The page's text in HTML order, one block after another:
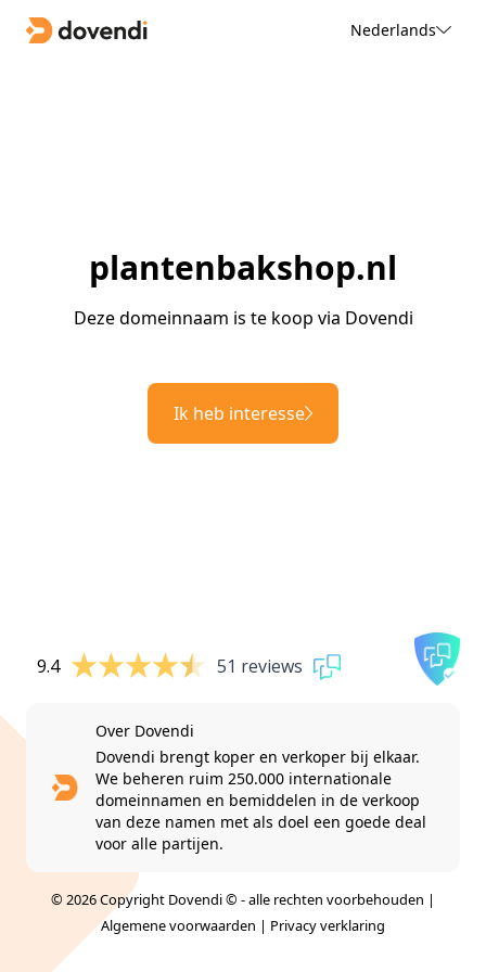
Nederlands
plantenbakshop.nl
Deze domeinnaam is te koop via Dovendi
Ik heb interesse
9.4 51 reviews
Over Dovendi
Dovendi brengt koper en verkoper bij elkaar.
We beheren ruim 250.000 internationale
domeinnamen en bemiddelen in de verkoop
van deze namen met als doel een goede deal
voor alle partijen.
© 2026 Copyright Dovendi © - alle rechten voorbehouden |
Algemene voorwaarden | Privacy verklaring